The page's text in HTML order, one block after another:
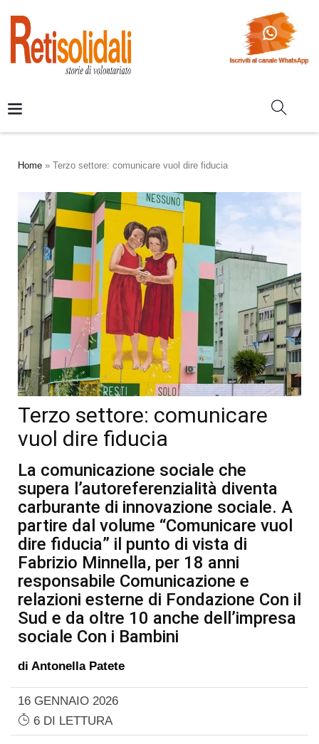
Home » Terzo settore: comunicare vuol dire fiducia
Terzo settore: comunicare
vuol dire fiducia
La comunicazione sociale che
supera l’autoreferenzialità diventa
carburante di innovazione sociale. A
partire dal volume “Comunicare vuol
dire fiducia” il punto di vista di
Fabrizio Minnella, per 18 anni
responsabile Comunicazione e
relazioni esterne di Fondazione Con il
Sud e da oltre 10 anche dell’impresa
sociale Con i Bambini
di Antonella Patete
16 GENNAIO 2026
6 DI LETTURA